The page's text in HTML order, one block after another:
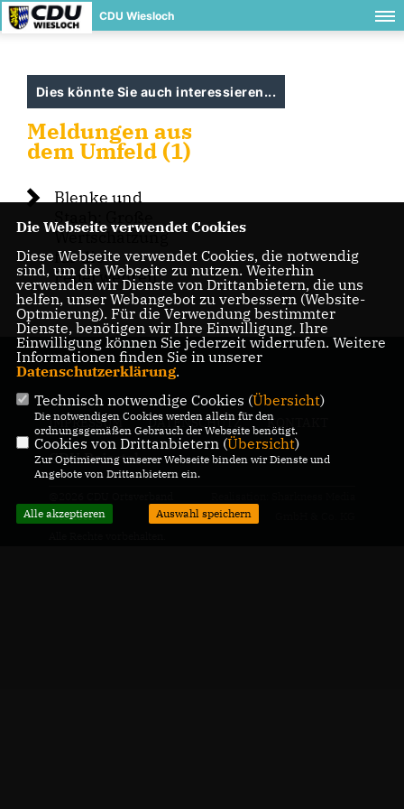
CDU Wiesloch
Dies könnte Sie auch interessieren...
Meldungen aus
dem Umfeld (1)
Blenke und
Staab: Große
Wertschätzung
für die
Feuerwehren
IMPRESSUM DATENSCHUTZ KONTAKT
CDU Baiertal
Wiesloch
Die Webseite verwendet Cookies
Diese Webseite verwendet Cookies, die notwendig
sind, um die Webseite zu nutzen. Weiterhin
verwenden wir Dienste von Drittanbietern, die uns
helfen, unser Webangebot zu verbessern (Website-
Optmierung). Für die Verwendung bestimmter
Dienste, benötigen wir Ihre Einwilligung. Ihre
Einwilligung können Sie jederzeit widerrufen. Weitere
Informationen finden Sie in unserer
Datenschutzerklärung.
Technisch notwendige Cookies (Übersicht)
Die notwendigen Cookies werden allein für den
ordnungsgemäßen Gebrauch der Webseite benötigt.
Cookies von Drittanbietern (Übersicht)
Zur Optimierung unserer Webseite binden wir Dienste und
Angebote von Drittanbietern ein.
Alle akzeptieren Auswahl speichern